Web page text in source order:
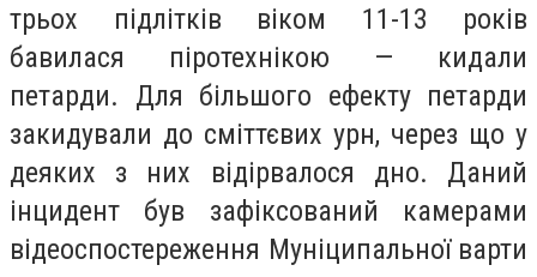
трьох підлітків віком 11-13 років
бавилася піротехнікою — кидали
петарди. Для більшого ефекту петарди
закидували до сміттєвих урн, через що у
деяких з них відірвалося дно. Даний
інцидент був зафіксований камерами
відеоспостереження Муніципальної варти